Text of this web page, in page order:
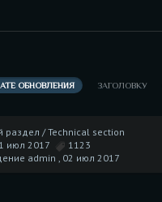
ОБНОВЛЕНИЯ ЗАГОЛОВКУ
раздел / Technical section
июл 2017
1123
admin , 02 июл 2017